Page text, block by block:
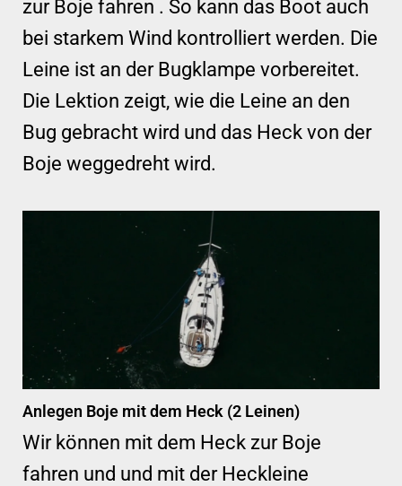
zur Boje fahren . So kann das Boot auch
bei starkem Wind kontrolliert werden. Die
Leine ist an der Bugklampe vorbereitet.
Die Lektion zeigt, wie die Leine an den
Bug gebracht wird und das Heck von der
Boje weggedreht wird.
Anlegen Boje mit dem Heck (2 Leinen)
Wir können mit dem Heck zur Boje
fahren und und mit der Heckleine